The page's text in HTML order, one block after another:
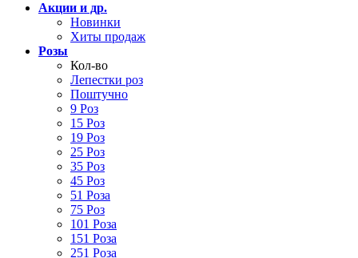
Акции и др.
Новинки
Хиты продаж
Розы
Кол-во
Лепестки роз
Поштучно
9 Роз
15 Роз
19 Роз
25 Роз
35 Роз
45 Роз
51 Роза
75 Роз
101 Роза
151 Роза
251 Роза